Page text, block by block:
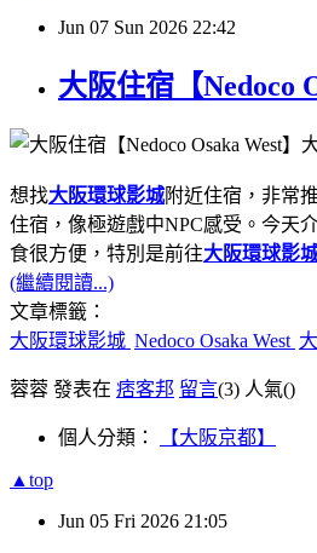
Jun 07 Sun 2026 22:42
大阪住宿【Nedoco
想找大阪環球影城附近住宿，非常
住宿，像極遊戲中NPC感受。今天
食很方便，特別是前往大阪環球影
(繼續閱讀...)
文章標籤：
大阪環球影城 Nedoco Osaka West
蓉蓉 發表在 痞客邦 留言(3) 人氣()
個人分類： 【大阪京都】
▲top
Jun 05 Fri 2026 21:05